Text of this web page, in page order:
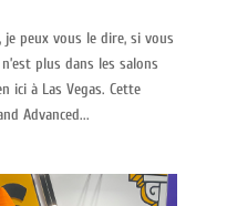
je peux vous le dire, si vous
plus dans les salons
ici à Las Vegas. Cette
Advanced...